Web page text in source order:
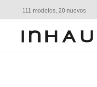
111 modelos, 20 nuevos